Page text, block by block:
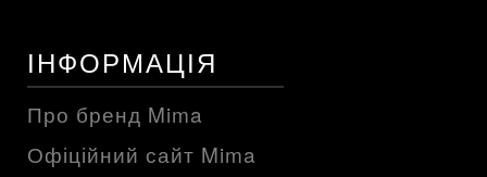
ІНФОРМАЦІЯ
Про бренд Mima
Офіційний сайт Mima